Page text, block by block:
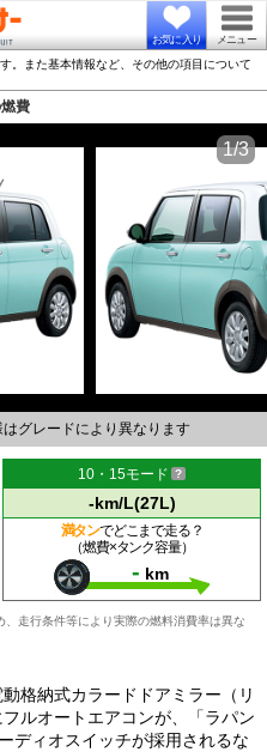
お気に入り メニュー
。また基本情報など、その他の項目について
費
グレードにより異なります
1/3
10・15モード
-km/L(27L)
満タンでどこまで走る？
（燃費×タンク容量）
- km
走行条件等により実際の燃料消費率は異な
格納式カラードドアミラー（リ
ルオートエアコンが、「ラパン
ディオスイッチが採用されるな